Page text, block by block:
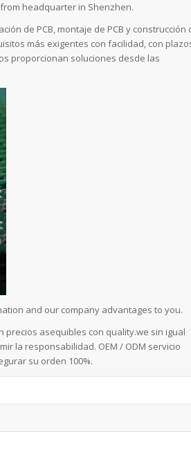
headquarter in Shenzhen.
de PCB, montaje de PCB y construcción
más exigentes con facilidad, con
proporcionan soluciones desde las
and our company advantages to you.
precios asequibles con quality.we sin igual
la responsabilidad. OEM / ODM servicio
su orden 100%.